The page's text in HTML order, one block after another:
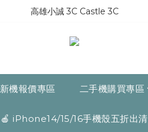
高雄小誠 3C Castle 3C
新機報價專區 二手機購買專區
🍎 iPhone14/15/16手機殼五折出清